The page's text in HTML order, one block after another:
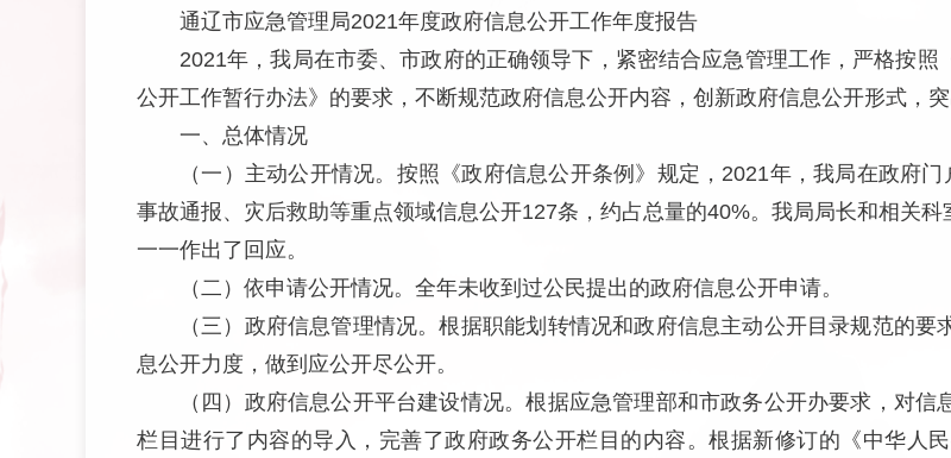
通辽市应急管理局2021年度政府信息公开工作年度报告
2021年，我局在市委、市政府的正确领导下，紧密结合应急管理工作，严格按
公开工作暂行办法》的要求，不断规范政府信息公开内容，创新政府信息公开形式，
一、 总体情况
（一）主动公开情况。按照《政府信息公开条例》规定，2021年，我局在政府
事故通报、灾后救助等重点领域信息公开127条，约占总量的40%。我局局长和相关
一一作出了回应。
（二）依申请公开情况。全年未收到过公民提出的政府信息公开申请。
（三）政府信息管理情况。根据职能划转情况和政府信息主动公开目录规范的
息公开力度，做到应公开尽公开。
（四）政府信息公开平台建设情况。根据应急管理部和市政务公开办要求，对
栏目进行了内容的导入，完善了政府政务公开栏目的内容。根据新修订的《中华人